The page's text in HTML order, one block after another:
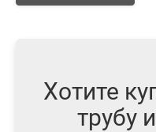
Хотите
трубу